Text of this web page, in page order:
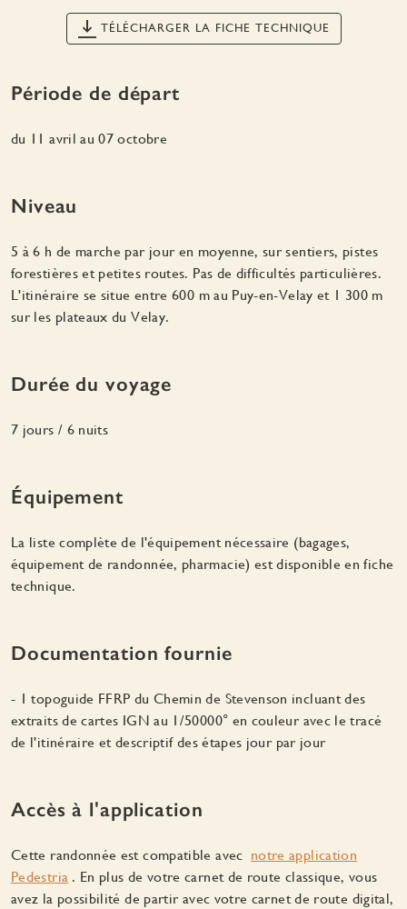
TÉLÉCHARGER LA FICHE TECHNIQUE
Période de départ
du 11 avril au 07 octobre
Niveau
5 à 6 h de marche par jour en moyenne, sur sentiers, pistes
forestières et petites routes. Pas de difficultés particulières.
L'itinéraire se situe entre 600 m au Puy-en-Velay et 1 300 m
sur les plateaux du Velay.
Durée du voyage
7 jours / 6 nuits
Équipement
La liste complète de l'équipement nécessaire (bagages,
équipement de randonnée, pharmacie) est disponible en fiche
technique.
Documentation fournie
- 1 topoguide FFRP du Chemin de Stevenson incluant des
extraits de cartes IGN au 1/50000° en couleur avec le tracé
de l'itinéraire et descriptif des étapes jour par jour
Accès à l'application
Cette randonnée est compatible avec notre application
Pedestria . En plus de votre carnet de route classique, vous
avez la possibilité de partir avec votre carnet de route digital,